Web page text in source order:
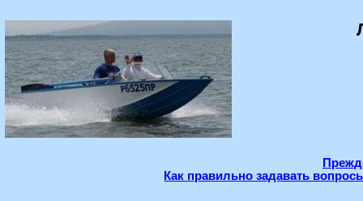
Как правильно задавать